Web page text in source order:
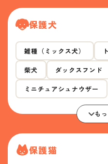
保護犬
雑種（ミックス犬）
柴犬 ダックスフンド
ミニチュアシュナウザー
も
保護猫